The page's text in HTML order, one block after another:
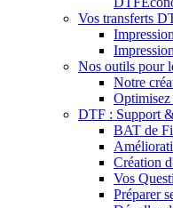
Vos transferts
Nos outils pour
Notre
DTF : Support
BAT de
Création
Vos
Préparer